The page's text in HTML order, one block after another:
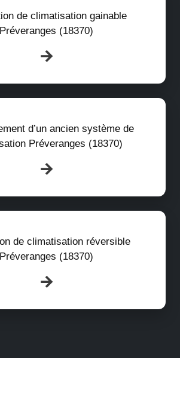
de climatisation gainable
Préveranges (18370)
d’un ancien système de
Préveranges (18370)
de climatisation réversible
Préveranges (18370)